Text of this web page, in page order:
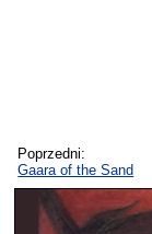
Poprzedni:
Gaara of the Sand